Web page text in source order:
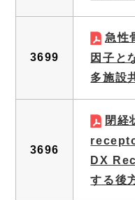
3699
急性
因子と
多施設
3696
閉経
DX
する後